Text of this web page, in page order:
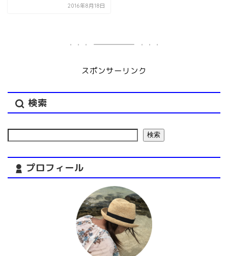
2016年8月18日
スポンサーリンク
検索
検索
プロフィール